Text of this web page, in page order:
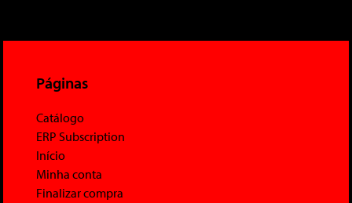
Páginas
Catálogo
ERP Subscription
Início
Minha conta
Finalizar compra